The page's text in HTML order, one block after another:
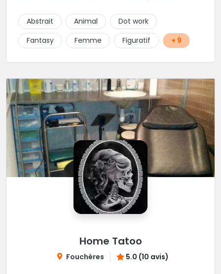
client. Les séances de tatouage se font en musique
et dans une ambiance décontractée.
Abstrait Animal
Dot work
Fantasy
Femme Figuratif + 9
Home Tatoo
Fouchères 5.0 (10 avis)